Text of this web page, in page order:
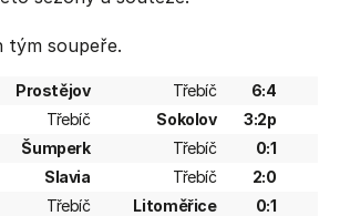
tým soupeře.
Prostějov Třebíč
6:4
Třebíč Sokolov
3:2p
Šumperk Třebíč
0:1
Slavia Třebíč
2:0
Třebíč Litoměřice
0:1